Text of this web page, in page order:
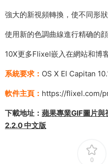
強大的新視頻轉換，使不同形
使用新的色調曲線進行精确的
10X更多Flixel嵌入在網站和博
系統要求： OS X El Capitan
軟件主頁： https://flixel.com/
下載地址： 蘋果專業GIF圖片
2.2.0 中文版
0